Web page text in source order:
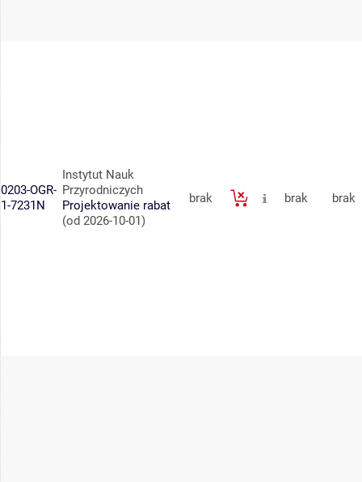
0203-OGR-
1-7231N
Instytut Nauk
Przyrodniczych
Projektowanie rabat
(od 2026-10-01)
brak brak brak